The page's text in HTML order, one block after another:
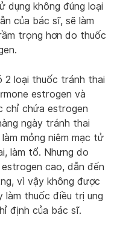
dụng không đúng loại
của bác sĩ, sẽ làm
trọng hơn do thuốc
2 loại thuốc tránh thai
estrogen và
chỉ chứa estrogen
ngày tránh thai
mỏng niêm mạc tử
làm tổ. Nhưng do
cao, dẫn đến
vì vậy không được
làm thuốc điều trị ung
định của bác sĩ.